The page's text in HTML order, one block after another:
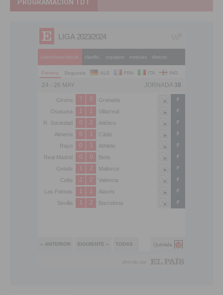
PROGRAMACIÓN TDT